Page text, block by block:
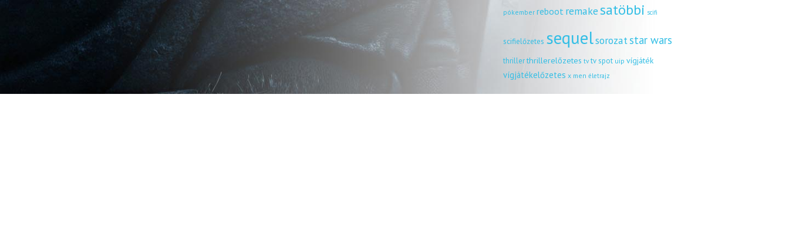
pókember reboot remakesatöbbi scifi
scifielőzetes sequelsorozatstar wars
thrillerthrillerelőzetes tv tv spot uip vígjáték
vígjátékelőzetes x men életrajz